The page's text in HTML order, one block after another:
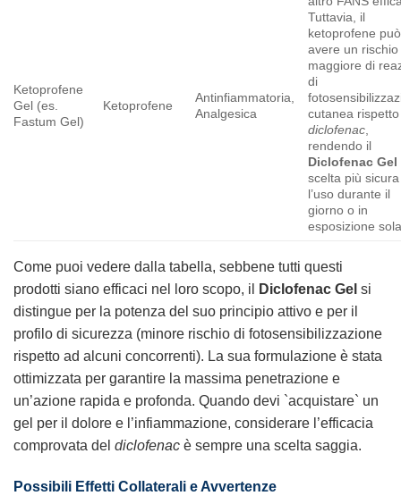
Ketoprofene
Gel (es.
Fastum Gel)
Ketoprofene
Antinfiammatoria,
Analgesica
Tuttavia, il
ketoprofene può
avere un rischio
maggiore di
di
cutanea
diclofenac,
rendendo il
Diclofenac Gel
scelta più
l’uso durante il
giorno o in
esposizione
Come puoi vedere dalla tabella, sebbene tutti questi
prodotti siano efficaci nel loro scopo, il
Diclofenac Gel si
distingue per la potenza del suo principio attivo e per il
profilo di sicurezza (minore rischio di fotosensibilizzazione
rispetto ad alcuni concorrenti). La sua formulazione è stata
ottimizzata per garantire la massima penetrazione e
un’azione rapida e profonda. Quando devi `acquistare` un
gel per il dolore e l’infiammazione, considerare l’efficacia
comprovata del diclofenac è sempre una scelta saggia.
Possibili Effetti Collaterali e Avvertenze